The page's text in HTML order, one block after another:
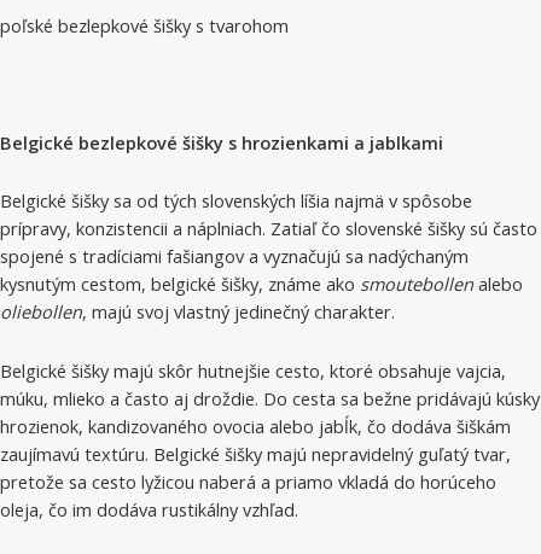
poľské bezlepkové šišky s tvarohom
Belgické bezlepkové šišky s hrozienkami a jablkami
Belgické šišky sa od tých slovenských líšia najmä v spôsobe
prípravy, konzistencii a náplniach. Zatiaľ čo slovenské šišky sú často
spojené s tradíciami fašiangov a vyznačujú sa nadýchaným
kysnutým cestom, belgické šišky, známe ako smoutebollen alebo
oliebollen, majú svoj vlastný jedinečný charakter.
Belgické šišky majú skôr hutnejšie cesto, ktoré obsahuje vajcia,
múku, mlieko a často aj droždie. Do cesta sa bežne pridávajú kúsky
hrozienok, kandizovaného ovocia alebo jabĺk, čo dodáva šiškám
zaujímavú textúru. Belgické šišky majú nepravidelný guľatý tvar,
pretože sa cesto lyžicou naberá a priamo vkladá do horúceho
oleja, čo im dodáva rustikálny vzhľad.